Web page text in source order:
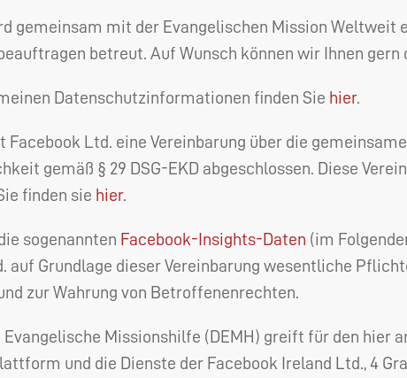
gemeinsam mit der Evangelischen Mission Weltweit
betreut. Auf Wunsch können wir Ihnen
Datenschutzinformationen finden Sie hier.
Facebook Ltd. eine Vereinbarung über die
gemäß § 29 DSG- EKD abgeschlossen. Diese
finden sie hier.
sogenannten Facebook-Insights-Daten (im
auf Grundlage dieser Vereinbarung wesentliche
zur Wahrung von Betroffenenrechten.
Evangelische Missionshilfe ( DEMH ) greift für den hier
und die Dienste der Facebook Ireland Ltd., 4